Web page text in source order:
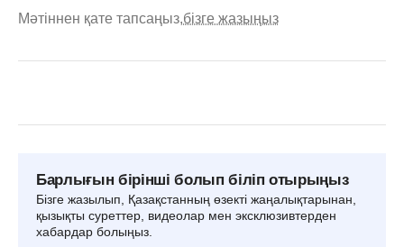
Мәтіннен қате тапсаңыз,бізге жазыңыз
Барлығын бірінші болып біліп отырыңыз
Бізге жазылып, Қазақстанның өзекті жаңалықтарынан,
қызықты суреттер, видеолар мен эксклюзивтерден
хабардар болыңыз.